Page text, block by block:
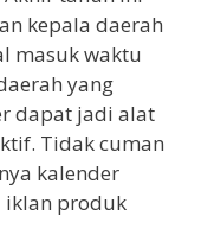
kepala daerah
masuk waktu
yang
dapat jadi alat
Tidak cuman
kalender
iklan produk